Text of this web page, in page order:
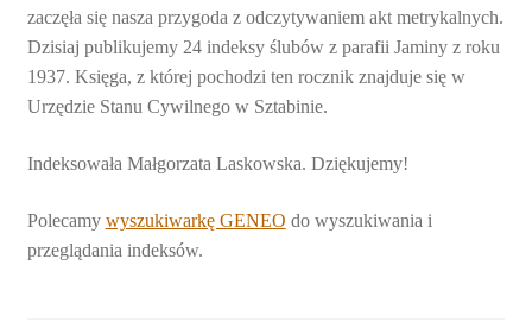
zaczęła się nasza przygoda z odczytywaniem akt metrykalnych.
Dzisiaj publikujemy 24 indeksy ślubów z parafii Jaminy z roku
1937. Księga, z której pochodzi ten rocznik znajduje się w
Urzędzie Stanu Cywilnego w Sztabinie.
Indeksowała Małgorzata Laskowska. Dziękujemy!
Polecamy wyszukiwarkę GENEO do wyszukiwania i
przeglądania indeksów.